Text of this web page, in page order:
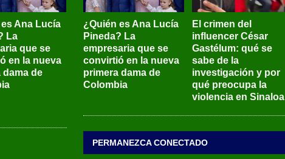
Ana Lucía
La
que se
en la nueva
dama de
¿Quién es Ana Lucía
Pineda? La
empresaria que se
convirtió en la nueva
primera dama de
Colombia
El crimen del
influencer César
Gastélum: qué se
sabe de la
investigación y por
qué preocupa la
violencia en Sinaloa
PERMANEZCA CONECTADO